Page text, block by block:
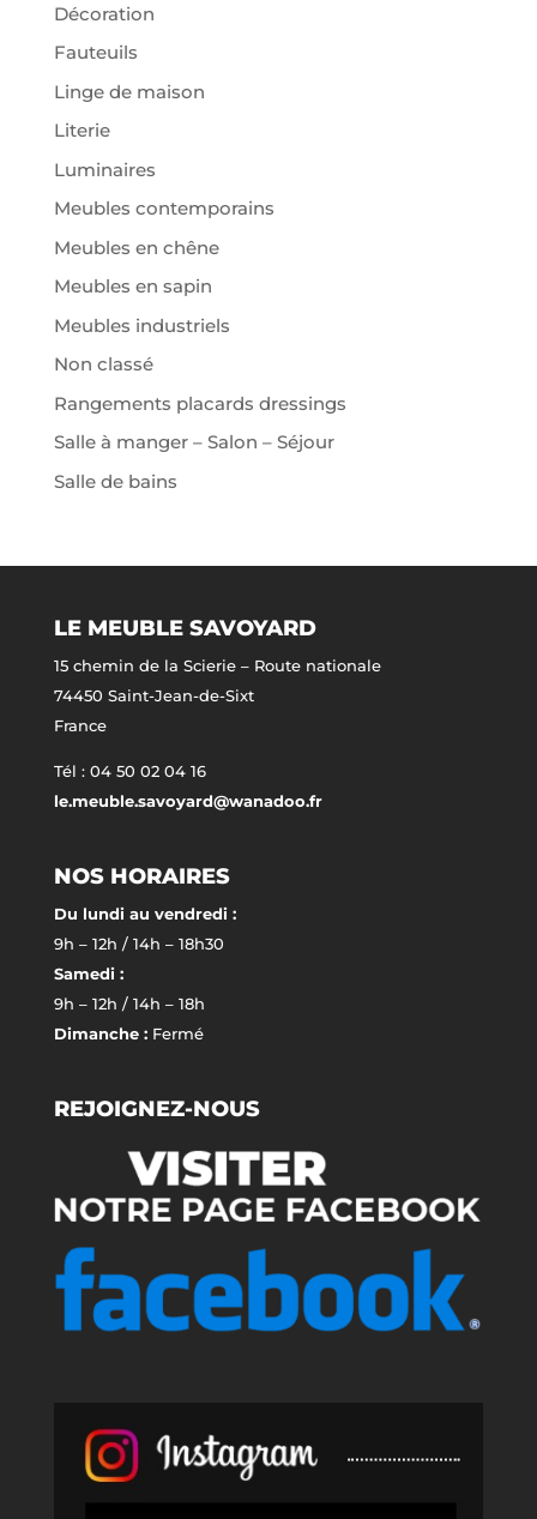
Décoration
Fauteuils
Linge de maison
Literie
Luminaires
Meubles contemporains
Meubles en chêne
Meubles en sapin
Meubles industriels
Non classé
Rangements placards dressings
Salle à manger – Salon – Séjour
Salle de bains
LE MEUBLE SAVOYARD
15 chemin de la Scierie – Route nationale
74450 Saint-Jean-de-Sixt
France
Tél : 04 50 02 04 16
le.meuble.savoyard@wanadoo.fr
NOS HORAIRES
Du lundi au vendredi :
9h – 12h / 14h – 18h30
Samedi :
9h – 12h / 14h – 18h
Dimanche :Fermé
REJOIGNEZ-NOUS